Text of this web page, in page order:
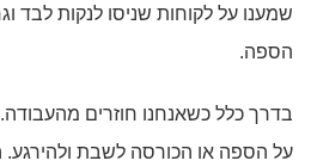
שמענו על לקוחות שניסו לנקות לבד
הספה.
בדרך כלל כשאנחנו חוזרים
על הספה או הכורסה לשבת